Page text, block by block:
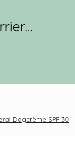
Dagcrème SPF 30